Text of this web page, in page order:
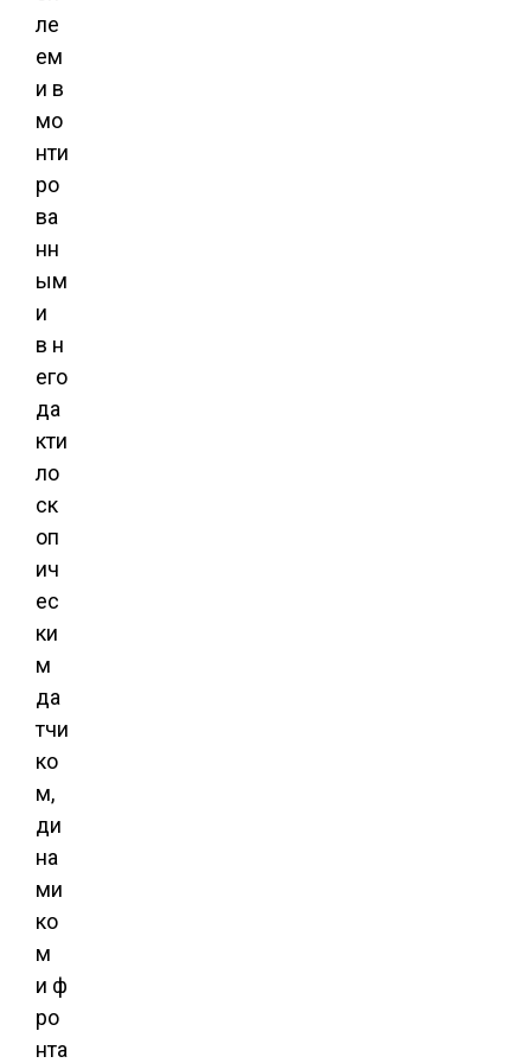
ле
ем
и в
мо
нти
ро
ва
нн
ым
и
в н
его
да
кти
ло
ск
оп
ич
ес
ки
м
да
тчи
ко
м,
ди
на
ми
ко
м
и ф
ро
нта